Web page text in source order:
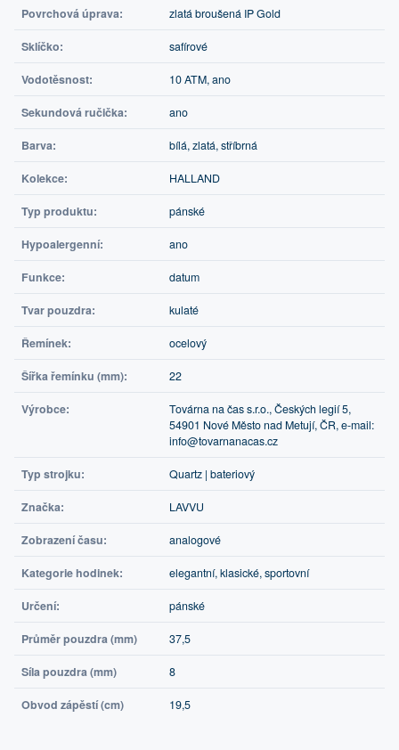
Povrchová úprava: zlatá broušená IP Gold
Sklíčko: safírové
Vodotěsnost: 10 ATM, ano
Sekundová ručička: ano
Barva: bílá, zlatá, stříbrná
Kolekce: HALLAND
Typ produktu: pánské
Hypoalergenní: ano
Funkce: datum
Tvar pouzdra: kulaté
Řemínek: ocelový
Šířka řemínku (mm): 22
Výrobce:
Továrna na čas s.r.o., Českých legií 5,
54901 Nové Město nad Metují, ČR, e-mail:
info@tovarnanacas.cz
Typ strojku: Quartz | bateriový
Značka: LAVVU
Zobrazení času: analogové
Kategorie hodinek: elegantní, klasické, sportovní
Určení: pánské
Průměr pouzdra (mm) 37,5
Síla pouzdra (mm) 8
Obvod zápěstí (cm) 19,5